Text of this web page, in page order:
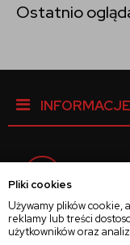
Pliki cookies
Używamy plików cookie,
reklamy lub treści
użytkowników oraz
Ostatnio
Instagram